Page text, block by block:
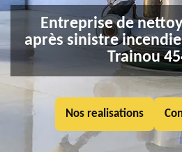
Entreprise de
après sinistre
Trainou
Nos realisations